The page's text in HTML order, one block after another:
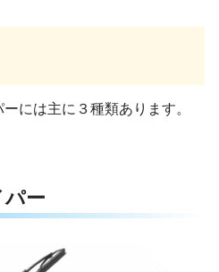
には主に３種類あります。
パー